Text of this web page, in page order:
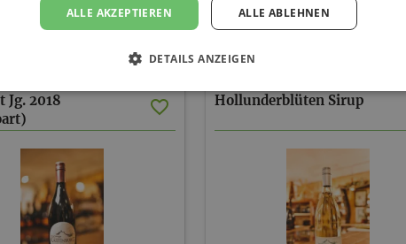
KulturWeingut Kästenburg - Sortiment
Jg. 2018
Hollunderblüten Sirup
ALLE AKZEPTIEREN ALLE ABLEHNEN
DETAILS ANZEIGEN